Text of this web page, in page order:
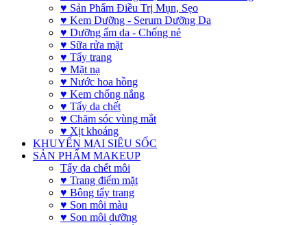
♥ Sản Phẩm Điều Trị Mụn, Sẹo
♥ Kem Dưỡng - Serum Dưỡng Da
♥ Dưỡng ẩm da - Chống nẻ
♥ Sữa rửa mặt
♥ Tẩy trang
♥ Mặt nạ
♥ Nước hoa hồng
♥ Kem chống nắng
♥ Tẩy da chết
♥ Chăm sóc vùng mắt
♥ Xịt khoáng
KHUYẾN MẠI SIÊU SỐC
SẢN PHẨM MAKEUP
Tẩy da chết môi
♥ Trang điểm mặt
♥ Bông tẩy trang
♥ Son môi màu
♥ Son môi dưỡng